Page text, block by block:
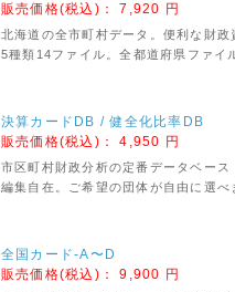
販売価格(税込)：7,920 円
北海道の全市町村データ。便利な財政
5種類14ファイル。全都道府県ファイ
決算カードDB / 健全化比率DB
販売価格(税込)：4,950 円
市区町村財政分析の定番データベース
編集自在。ご希望の団体が自由に選べ
全国カード-A〜D
販売価格(税込)：9,900 円